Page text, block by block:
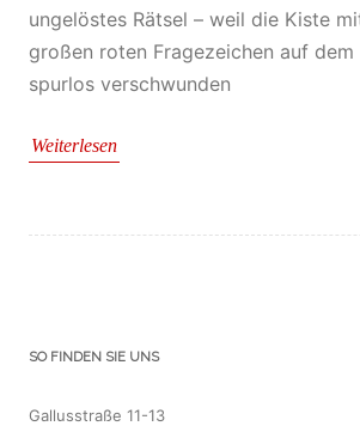
ungelöstes Rätsel – weil die Kiste
großen roten Fragezeichen auf dem
spurlos verschwunden
Weiterlesen
SO FINDEN SIE UNS
Gallusstraße 11-13